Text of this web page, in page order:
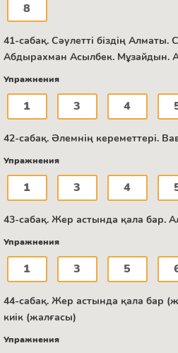
8
41-сабақ. Сәулетті біздің Алматы.
Абдырахман Асылбек. Мұзайдын.
Упражнения
1 3 4
42-сабақ. Әлемнің кереметтері.
Упражнения
1 3 4
43-сабақ. Жер астында қала бар.
Упражнения
1 3 5
44-сабақ. Жер астында қала бар
киік (жалғасы)
Упражнения